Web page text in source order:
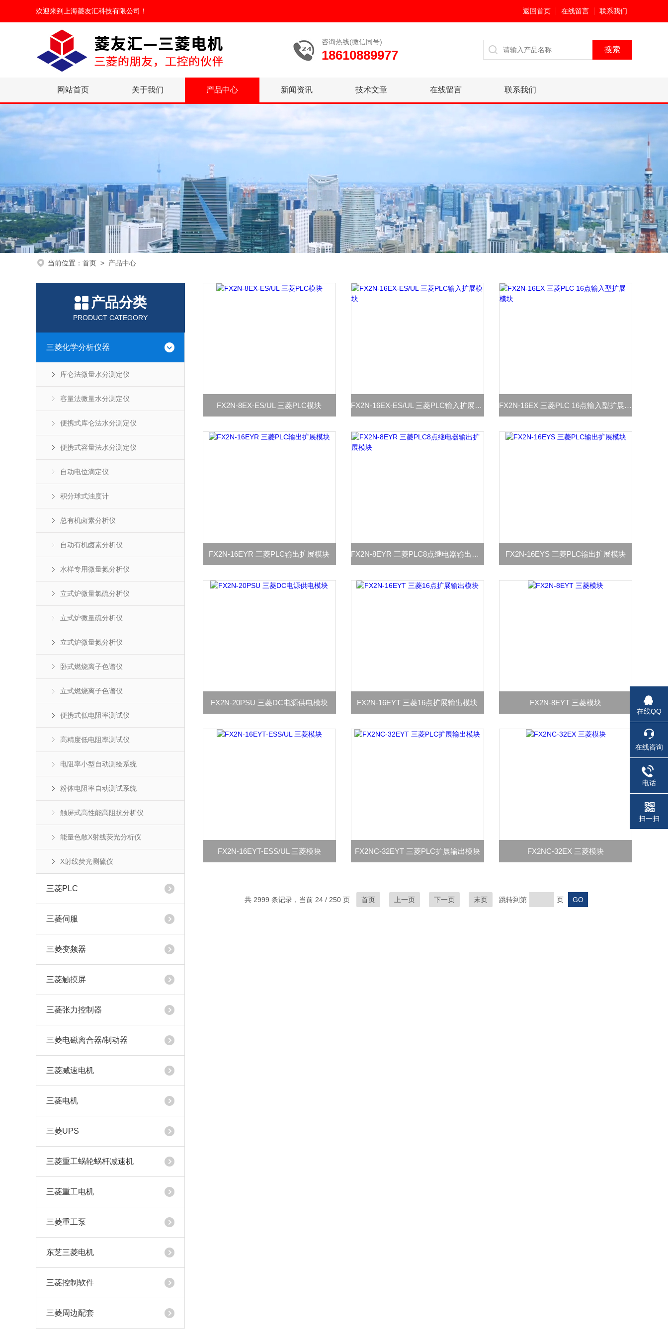
欢迎来到 上海菱友汇科技有限公司 ！ 返回首页 在线留言 联系我们
咨询热线(微信同号)
18610889977
网站首页 关于我们 产品中心 新闻资讯 技术文章 在线留言 联系我们
当前位置： 首页 > 产品中心
产品分类
PRODUCT CATEGORY
三菱化学分析仪器
库仑法微量水分测定仪
容量法微量水分测定仪
便携式库仑法水分测定仪
便携式容量法水分测定仪
自动电位滴定仪
积分球式浊度计
总有机卤素分析仪
自动有机卤素分析仪
水样专用微量氮分析仪
立式炉微量氯硫分析仪
立式炉微量硫分析仪
立式炉微量氮分析仪
卧式燃烧离子色谱仪
立式燃烧离子色谱仪
便携式低电阻率测试仪
高精度低电阻率测试仪
电阻率小型自动测绘系统
粉体电阻率自动测试系统
触屏式高性能高阻抗分析仪
能量色散X射线荧光分析仪
X射线荧光测硫仪‌
三菱PLC
三菱伺服
三菱变频器
三菱触摸屏
三菱张力控制器
三菱电磁离合器/制动器
三菱减速电机
三菱电机
三菱UPS
三菱重工蜗轮蜗杆减速机
三菱重工电机
三菱重工泵
东芝三菱电机
三菱控制软件
三菱周边配套
FX2N-8EX-ES/UL 三菱PLC模块 FX2N-16EX-ES/UL 三菱PLC输入扩展模块 FX2N-16EX 三菱PLC 16点输入型扩展模块
FX2N-16EYR 三菱PLC输出扩展模块 FX2N-8EYR 三菱PLC8点继电器输出扩展模块 FX2N-16EYS 三菱PLC输出扩展模块
FX2N-20PSU 三菱DC电源供电模块 FX2N-16EYT 三菱16点扩展输出模块 FX2N-8EYT 三菱模块
FX2N-16EYT-ESS/UL 三菱模块 FX2NC-32EYT 三菱PLC扩展输出模块 FX2NC-32EX 三菱模块
共 2999 条记录，当前 24 / 250 页 首页 上一页 下一页 末页 跳转到第 页
在线QQ
在线咨询
电话
扫一扫